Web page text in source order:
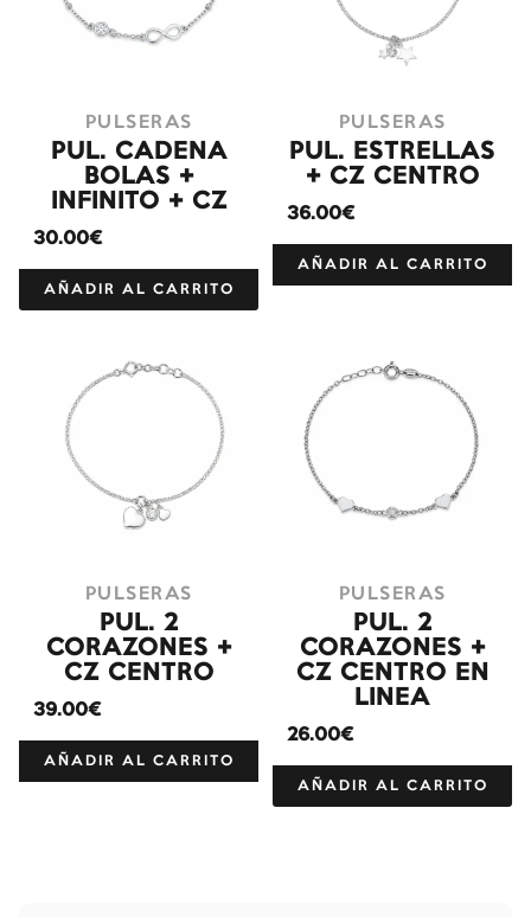
PULSERAS
PUL. CADENA
BOLAS +
INFINITO + CZ
30.00€
AÑADIR AL CARRITO
PULSERAS
PUL. ESTRELLAS
+ CZ CENTRO
36.00€
AÑADIR AL CARRITO
PULSERAS
PUL. 2
CORAZONES +
CZ CENTRO
39.00€
AÑADIR AL CARRITO
PULSERAS
PUL. 2
CORAZONES +
CZ CENTRO EN
LINEA
26.00€
AÑADIR AL CARRITO